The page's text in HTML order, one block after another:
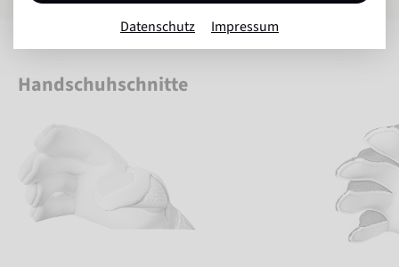
Handschuhschnitte
Datenschutz Impressum